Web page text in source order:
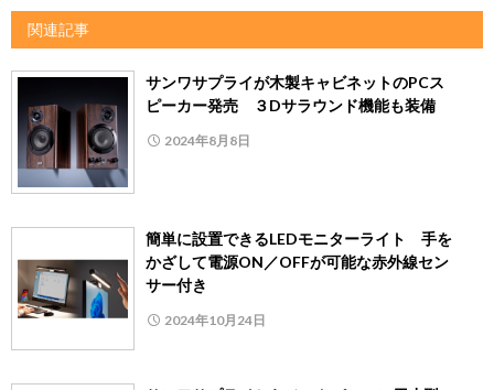
関連記事
サンワサプライが木製キャビネットのPCス
ピーカー発売 ３Dサラウンド機能も装備
2024年8月8日
簡単に設置できるLEDモニターライト 手を
かざして電源ON／OFFが可能な赤外線セン
サー付き
2024年10月24日